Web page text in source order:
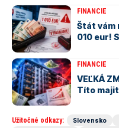
FINANCIE
Štát vám
010 eur!
FINANCIE
VEĽKÁ
Títo
Užitočné odkazy: Slovensko